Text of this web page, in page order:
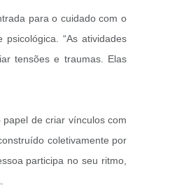
para o cuidado com o
“As atividades
tensões e traumas. Elas
de criar vínculos com
coletivamente por
participa no seu ritmo,